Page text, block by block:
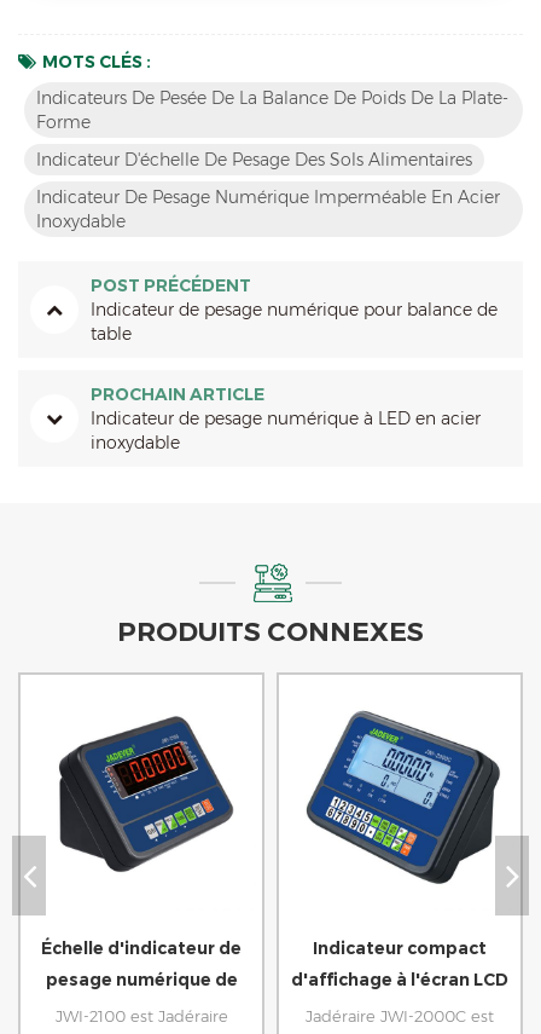
MOTS CLÉS :
Indicateurs De Pesée De La Balance De Poids De La Plate-
Forme
Indicateur D'échelle De Pesage Des Sols Alimentaires
Indicateur De Pesage Numérique Imperméable En Acier
Inoxydable
POST PRÉCÉDENT
Indicateur de pesage numérique pour balance de
table
PROCHAIN ARTICLE
Indicateur de pesage numérique à LED en acier
inoxydable
PRODUITS CONNEXES
Échelle d'indicateur de
pesage numérique de
l'affichage de LED
JWI-2100 est Jadéraire
Indicateur compact
d'affichage à l'écran LCD
d'une fenêtre
Jadéraire JWI-2000C est